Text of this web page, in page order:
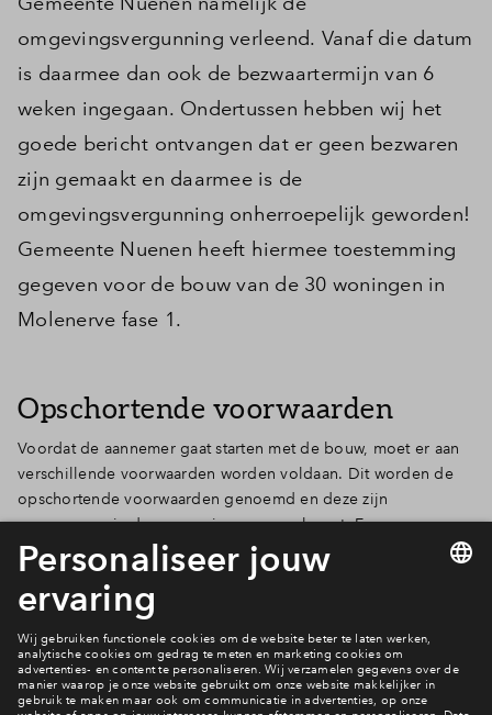
Inloggen
omgevingsvergunning verleend. Vanaf die datum
is daarmee dan ook de bezwaartermijn van 6
weken ingegaan. Ondertussen hebben wij het
goede bericht ontvangen dat er geen bezwaren
zijn gemaakt en daarmee is de
omgevingsvergunning onherroepelijk geworden!
Gemeente Nuenen heeft hiermee toestemming
gegeven voor de bouw van de 30 woningen in
Molenerve fase 1.
Opschortende voorwaarden
Voordat de aannemer gaat starten met de bouw, moet er aan
verschillende voorwaarden worden voldaan. Dit worden de
opschortende voorwaarden genoemd en deze zijn
opgenomen in de aannemingsovereenkomst. Een
onherroepelijke omgevingsvergunning is een van de
opschortende voorwaarden. De andere opschortende
voorwaarden zijn:
(Minstens) 70% van de woningen is verkocht.
De grond is bouwrijp, oftewel: geschikt om op te bouwen.
Woningborg heeft planacceptie verstrekt